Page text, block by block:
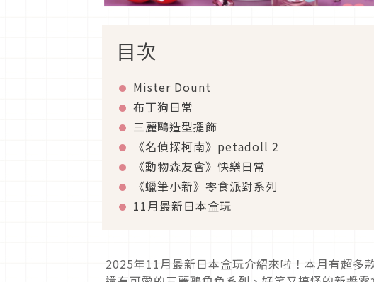
目次
Mister Dount
布丁狗日常
三麗鷗造型擺飾
《名偵探柯南》petadoll 2
《動物森友會》快樂日常
《蠟筆小新》零食派對系列
11月最新日本盒玩
2025年11月最新日本盒玩介紹來啦！本月有超多